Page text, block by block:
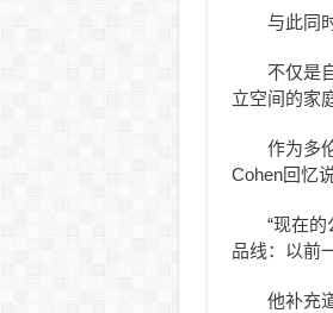
与此同
不仅是
立空间的家
作为多
Cohen回忆
“现在
品线：以前
他补充